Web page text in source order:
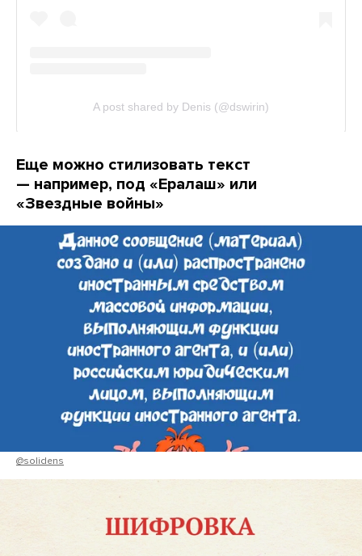
Еще можно стилизовать текст
— например, под «Ералаш» или
«Звездные войны»
@solidens